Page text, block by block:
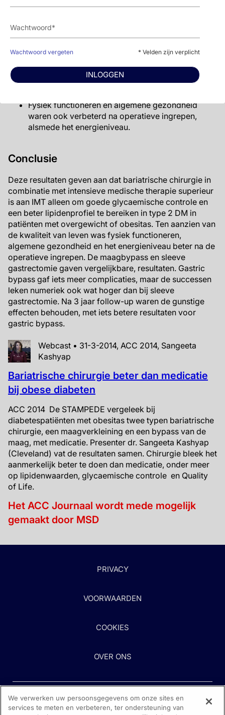
Wachtwoord vergeten * Velden zijn verplicht
INLOGGEN
Na 3 jaar follow-up hadden nog steeds meer
studie, ten opzichte van IMT. In de gastric bypass
groep kwam HbA1c relapse naar >6% het minst
vaak voor (24% vs. 50% bij sleeve gastrectomie
de gemiddelde verandering in gewichtsverlies
vanaf baseline ook het grootst (-26.2% vs. -21.3%
Fysiek functioneren en algemene gezondheid
waren ook verbeterd na operatieve ingrepen,
alsmede het energieniveau.
Conclusie
Deze resultaten geven aan dat bariatrische chirurgie in
combinatie met intensieve medische therapie superieur
is aan IMT alleen om goede glycaemische controle en
een beter lipidenprofiel te bereiken in type 2 DM in
patiënten met overgewicht of obesitas. Ten aanzien van
de kwaliteit van leven was fysiek functioneren,
algemene gezondheid en het energieniveau beter na de
operatieve ingrepen. De maagbypass en sleeve
gastrectomie gaven vergelijkbare, resultaten. Gastric
bypass gaf iets meer complicaties, maar de successen
leken numeriek ook wat hoger dan bij sleeve
gastrectomie. Na 3 jaar follow-up waren de gunstige
effecten behouden, met iets betere resultaten voor
gastric bypass.
Webcast • 31-3-2014, ACC 2014, Sangeeta
Kashyap
Bariatrische chirurgie beter dan medicatie
bij obese diabeten
ACC 2014 De STAMPEDE vergeleek bij
diabetespatiënten met obesitas twee typen bariatrische
chirurgie, een maagverkleining en een bypass van de
maag, met medicatie. Presenter dr. Sangeeta Kashyap
(Cleveland) vat de resultaten samen. Chirurgie bleek het
aanmerkelijk beter te doen dan medicatie, onder meer
op lipidenwaarden, glycaemische controle en Quality
of Life.
Het ACC Journaal wordt mede mogelijk
gemaakt door MSD
PRIVACY
VOORWAARDEN
COOKIES
OVER ONS
We verwerken uw persoonsgegevens om onze sites en
services te meten en verbeteren, ter ondersteuning van